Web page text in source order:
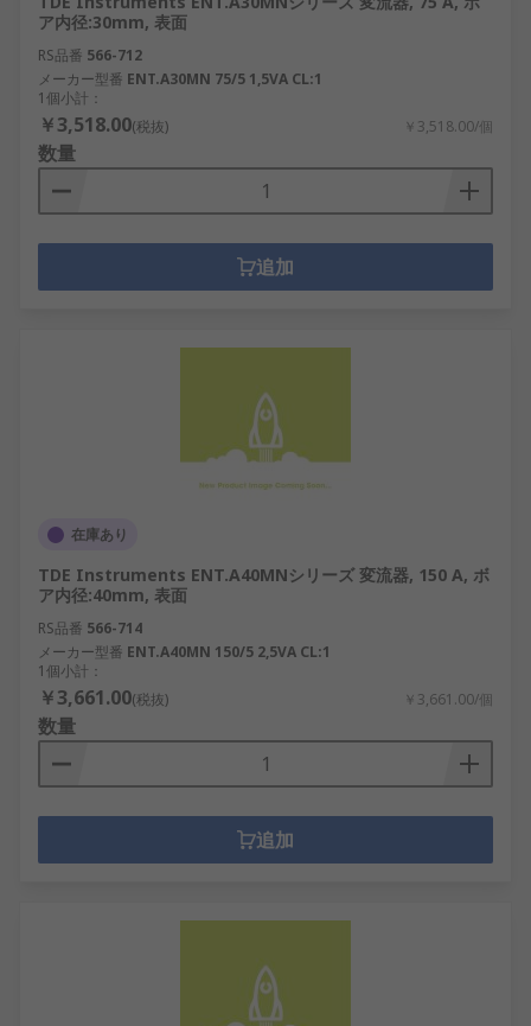
ア内径:30mm, 表面
RS品番 566-712
メーカー型番 ENT.A30MN 75/5 1,5VA CL:1
1個小計：
￥3,518.00(税抜) ￥3,518.00/個
数量
追加
在庫あり
TDE Instruments ENT.A40MNシリーズ 変流器, 150 A, ボ
ア内径:40mm, 表面
RS品番 566-714
メーカー型番 ENT.A40MN 150/5 2,5VA CL:1
1個小計：
￥3,661.00(税抜) ￥3,661.00/個
数量
追加